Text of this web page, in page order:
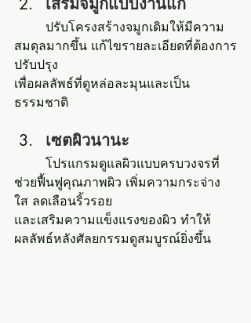
สมดุลมากขึ้น แก้ไขรายละเอียดที่ต้องการ
ปรับปรุง
เพื่อผลลัพธ์ที่ดูหล่อละมุนและเป็น
ธรรมชาติ
เซตผิวนานะ
ช่วยฟื้นฟูคุณภาพผิว เพิ่มความกระจ่าง
ใส ลดเลือนริ้วรอย
และเสริมความแข็งแรงของผิว ทำให้
ผลลัพธ์หลังศัลยกรรมดูสมบูรณ์ยิ่งขึ้น